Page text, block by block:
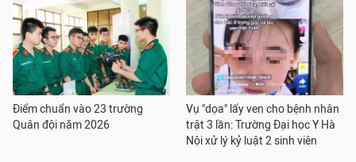
Điểm chuẩn vào 23 trường
Quân đội năm 2026
Vụ "dọa" lấy ven cho bệnh nhân
trật 3 lần: Trường Đại học Y Hà
Nội xử lý kỷ luật 2 sinh viên